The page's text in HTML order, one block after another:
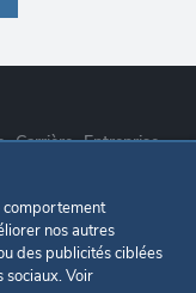
Carrière Entreprise
des cookies
comportement
nos autres
des publicités ciblées
sociaux. Voir